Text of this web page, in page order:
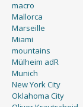
macro
Mallorca
Marseille
Miami
mountains
Mülheim adR
Munich
New York City
Oklahoma City